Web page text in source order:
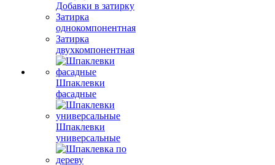
Добавки в затирку
Затирка
однокомпонентная
Затирка
двухкомпонентная
Шпаклевки
фасадные
Шпаклевки
универсальные